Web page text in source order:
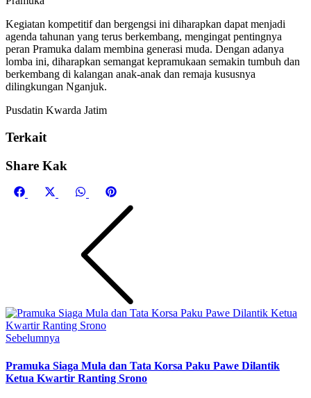
Kegiatan kompetitif dan bergengsi ini diharapkan dapat menjadi
agenda tahunan yang terus berkembang, mengingat pentingnya
peran Pramuka dalam membina generasi muda. Dengan adanya
lomba ini, diharapkan semangat kepramukaan semakin tumbuh dan
berkembang di kalangan anak-anak dan remaja kususnya
dilingkungan Nganjuk.
Pusdatin Kwarda Jatim
Terkait
Share Kak
Share
Share
Share
WhatsApp
on
Pinterest
Sebelumnya
Pramuka Siaga Mula dan Tata Korsa Paku Pawe Dilantik
Ketua Kwartir Ranting Srono